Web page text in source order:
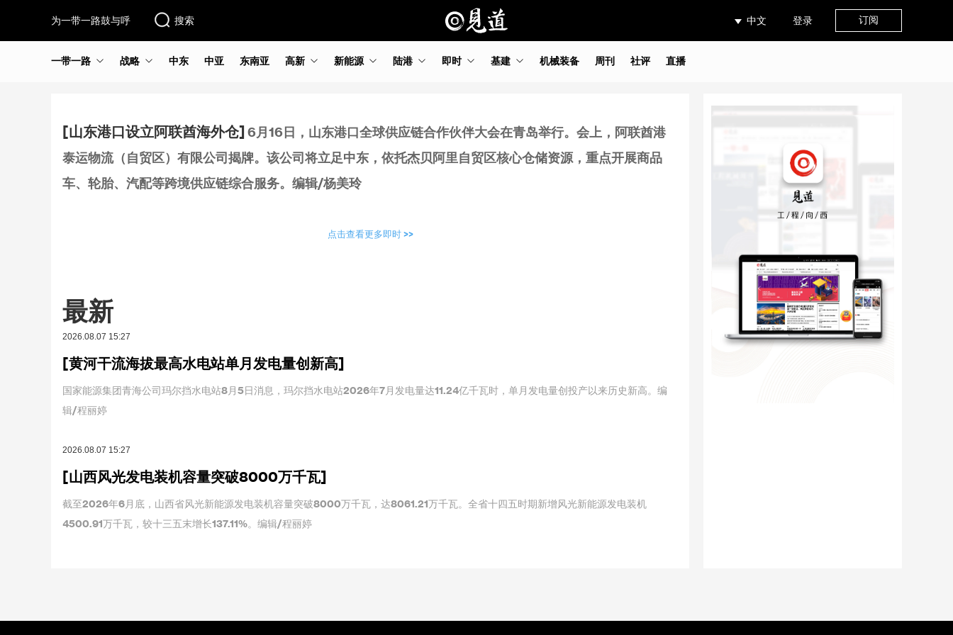
为一带一路鼓与呼 搜索 中文 登录 订阅
一带一路 战略 中东 中亚 东南亚 高新 新能源 陆港 即时 基建 机械装备 周刊 社评 直播
[山东港口设立阿联酋海外仓]6月16日，山东港口全球供应链合作伙伴大会在青岛举行。会上，阿联酋港
泰运物流（自贸区）有限公司揭牌。该公司将立足中东，依托杰贝阿里自贸区核心仓储资源，重点开展商品
车、轮胎、汽配等跨境供应链综合服务。编辑/杨美玲
点击查看更多即时 >>
最新
2026.08.07 15:27
[黄河干流海拔最高水电站单月发电量创新高]
国家能源集团青海公司玛尔挡水电站8月5日消息，玛尔挡水电站2026年7月发电量达11.24亿千瓦时，单月发电量创投产以来历史新高。编
辑/程丽婷
2026.08.07 15:27
[山西风光发电装机容量突破8000万千瓦]
截至2026年6月底，山西省风光新能源发电装机容量突破8000万千瓦，达8061.21万千瓦。全省十四五时期新增风光新能源发电装机
4500.91万千瓦，较十三五末增长137.11%。编辑/程丽婷